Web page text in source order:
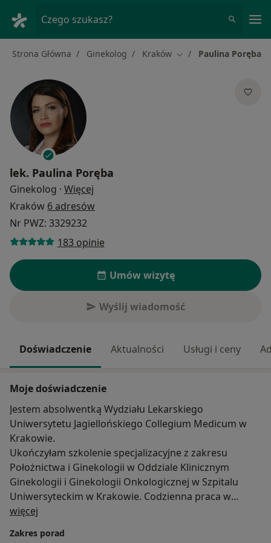
Czego szukasz?
Strona Główna Ginekolog Kraków Zmień miasto
Paulina Poręba
lek. Paulina Poręba
Ginekolog · Więcej
Kraków 6 adresów
Nr PWZ: 3329232
183 opinie
Umów wizytę
Wyślij wiadomość
Doświadczenie Aktualności Usługi i ceny
Moje doświadczenie
Jestem absolwentką Wydziału Lekarskiego
Uniwersytetu Jagiellońskiego Collegium Medicum w
Krakowie.
Ukończyłam szkolenie specjalizacyjne z zakresu
Położnictwa i Ginekologii w Oddziale Klinicznym
Ginekologii i Ginekologii Onkologicznej w Szpitalu
Uniwersyteckim w Krakowie. Codzienna praca w
ośrodku uniwersyteckim umożliwiła mi nabieranie
najlepszych specjalistów z zakresu położnictwa i
więcej
Zakres porad